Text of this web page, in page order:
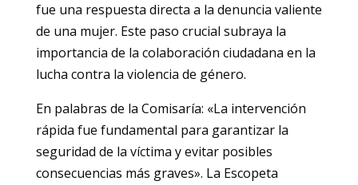
fue una respuesta directa a la denuncia valiente
de una mujer. Este paso crucial subraya la
importancia de la colaboración ciudadana en la
lucha contra la violencia de género.
En palabras de la Comisaría: «La intervención
rápida fue fundamental para garantizar la
seguridad de la víctima y evitar posibles
consecuencias más graves». La Escopeta